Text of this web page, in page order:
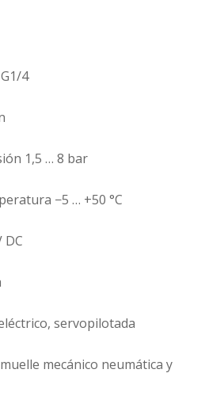
4
1,5 … 8 bar
−5 … +50 °C
DC
servopilotada
mecánico neumática y